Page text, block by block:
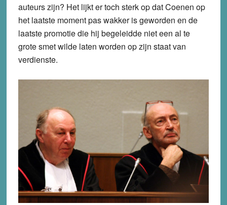
auteurs zijn? Het lijkt er toch sterk op dat Coenen op
het laatste moment pas wakker is geworden en de
laatste promotie die hij begeleidde niet een al te
grote smet wilde laten worden op zijn staat van
verdienste.